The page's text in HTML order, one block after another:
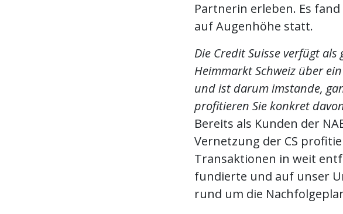
Partnerin erleben. Es
auf Augenhöhe statt.
Die Credit Suisse verfügt
Heimmarkt Schweiz über
und ist darum imstande,
profitieren Sie konkret
Bereits als Kunden der
Vernetzung der CS
Transaktionen in weit
fundierte und auf unser
rund um die